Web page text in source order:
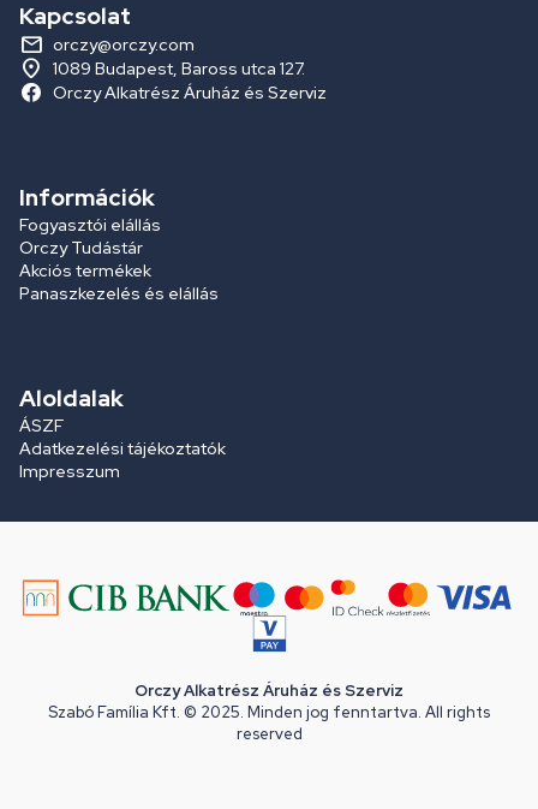
Kapcsolat
orczy@orczy.com
1089 Budapest, Baross utca 127.
Orczy Alkatrész Áruház és Szerviz
Információk
Fogyasztói elállás
Orczy Tudástár
Akciós termékek
Panaszkezelés és elállás
Aloldalak
ÁSZF
Adatkezelési tájékoztatók
Impresszum
Orczy Alkatrész Áruház és Szerviz
Szabó Família Kft. © 2025. Minden jog fenntartva. All rights
reserved